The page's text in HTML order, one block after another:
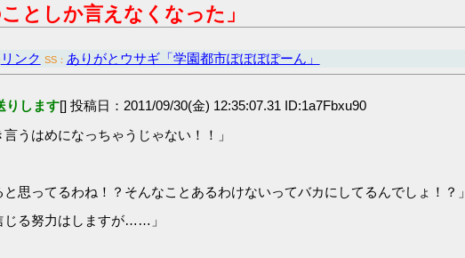
としか言えなくなった」
リンク SS： ありがとウサギ「学園都市ぽぽぽぽーん」
りします[] 投稿日：2011/09/30(金) 12:35:07.31 ID:1a7Fbxu90
うはめになっちゃうじゃない！！」
思ってるわね！？そんなことあるわけないってバカにしてるんでしょ！？」
じる努力はしますが……」